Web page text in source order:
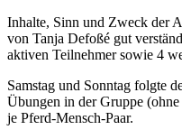
Inhalte, Sinn und Zweck der
von Tanja Defoßé gut
aktiven Teilnehmer sowie 4
Samstag und Sonntag folgte
Übungen in der Gruppe
je Pferd-Mensch-Paar.